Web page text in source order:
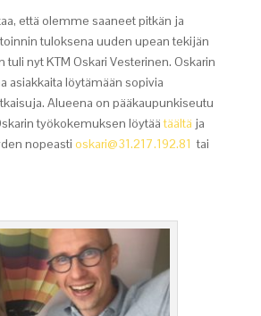
että olemme saaneet pitkän ja
tuloksena uuden upean tekijän
nyt KTM Oskari Vesterinen. Oskarin
asiakkaita löytämään sopivia
Alueena on pääkaupunkiseutu
työkokemuksen löytäätäältä ja
nopeasti oskari@31.217.192.81 tai